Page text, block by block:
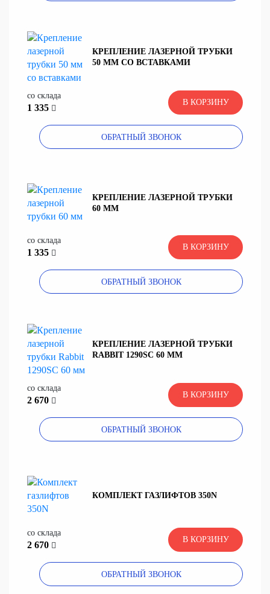
КРЕПЛЕНИЕ ЛАЗЕРНОЙ ТРУБКИ
50 ММ СО ВСТАВКАМИ
со склада
1 335
В КОРЗИНУ
ОБРАТНЫЙ ЗВОНОК
КРЕПЛЕНИЕ ЛАЗЕРНОЙ ТРУБКИ
60 ММ
со склада
1 335
В КОРЗИНУ
ОБРАТНЫЙ ЗВОНОК
КРЕПЛЕНИЕ ЛАЗЕРНОЙ ТРУБКИ
RABBIT 1290SC 60 ММ
со склада
2 670
В КОРЗИНУ
ОБРАТНЫЙ ЗВОНОК
КОМПЛЕКТ ГАЗЛИФТОВ 350N
со склада
2 670
В КОРЗИНУ
ОБРАТНЫЙ ЗВОНОК